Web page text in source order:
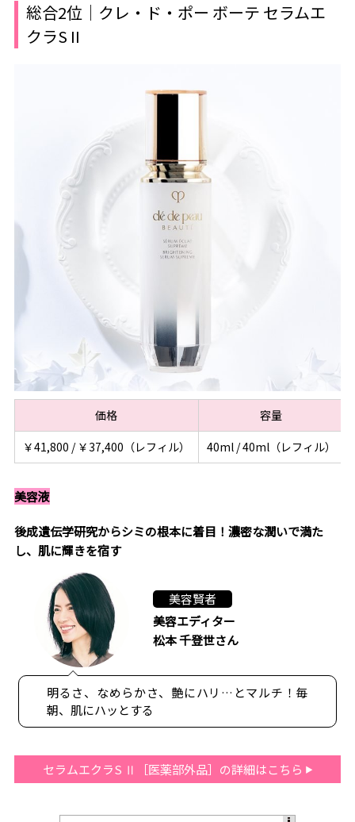
総合2位｜クレ・ド・ポー ボーテ セラムエ
クラS II
価格
容量
￥41,800 / ￥37,400（レフィル）
40ml / 40ml（レフィル）
美容液
後成遺伝学研究からシミの根本に着目！濃密な潤いで満た
し、肌に輝きを宿す
美容賢者
美容エディター
松本 千登世さん
明るさ、なめらかさ、艶にハリ…とマルチ！毎
朝、肌にハッとする
セラムエクラS Ⅱ［医薬部外品］の詳細はこちら